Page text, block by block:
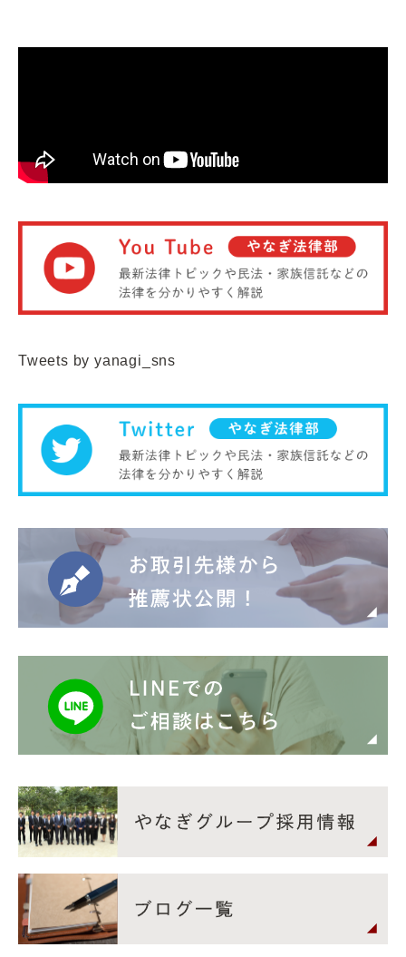
Tweets by yanagi_sns